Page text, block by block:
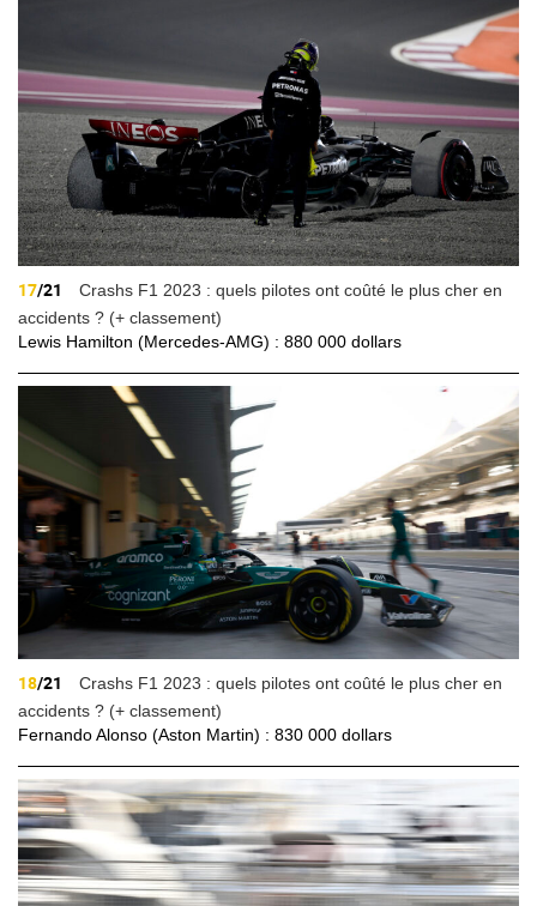
17/21
Crashs F1 2023 : quels pilotes ont coûté le plus cher en
accidents ? (+ classement)
Lewis Hamilton (Mercedes-AMG) : 880 000 dollars
18/21
Crashs F1 2023 : quels pilotes ont coûté le plus cher en
accidents ? (+ classement)
Fernando Alonso (Aston Martin) : 830 000 dollars